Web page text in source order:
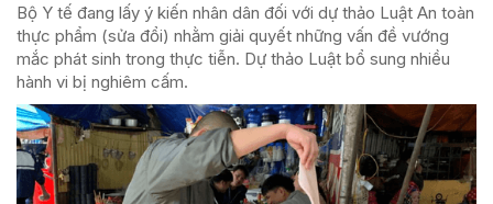
Bộ Y tế đang lấy ý kiến nhân dân đối với dự thảo Luật An toàn
thực phẩm (sửa đổi) nhằm giải quyết những vấn đề vướng
mắc phát sinh trong thực tiễn. Dự thảo Luật bổ sung nhiều
hành vi bị nghiêm cấm.